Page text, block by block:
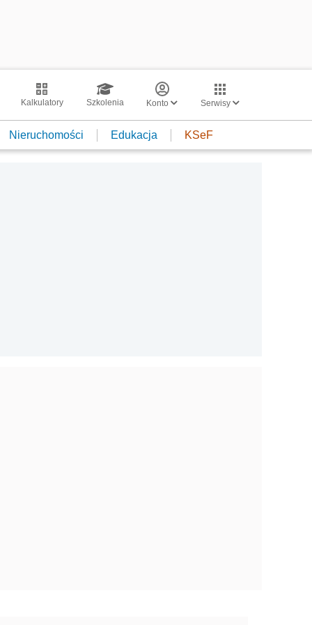
Kalkulatory Szkolenia Konto Serwisy
Nieruchomości Edukacja KSeF